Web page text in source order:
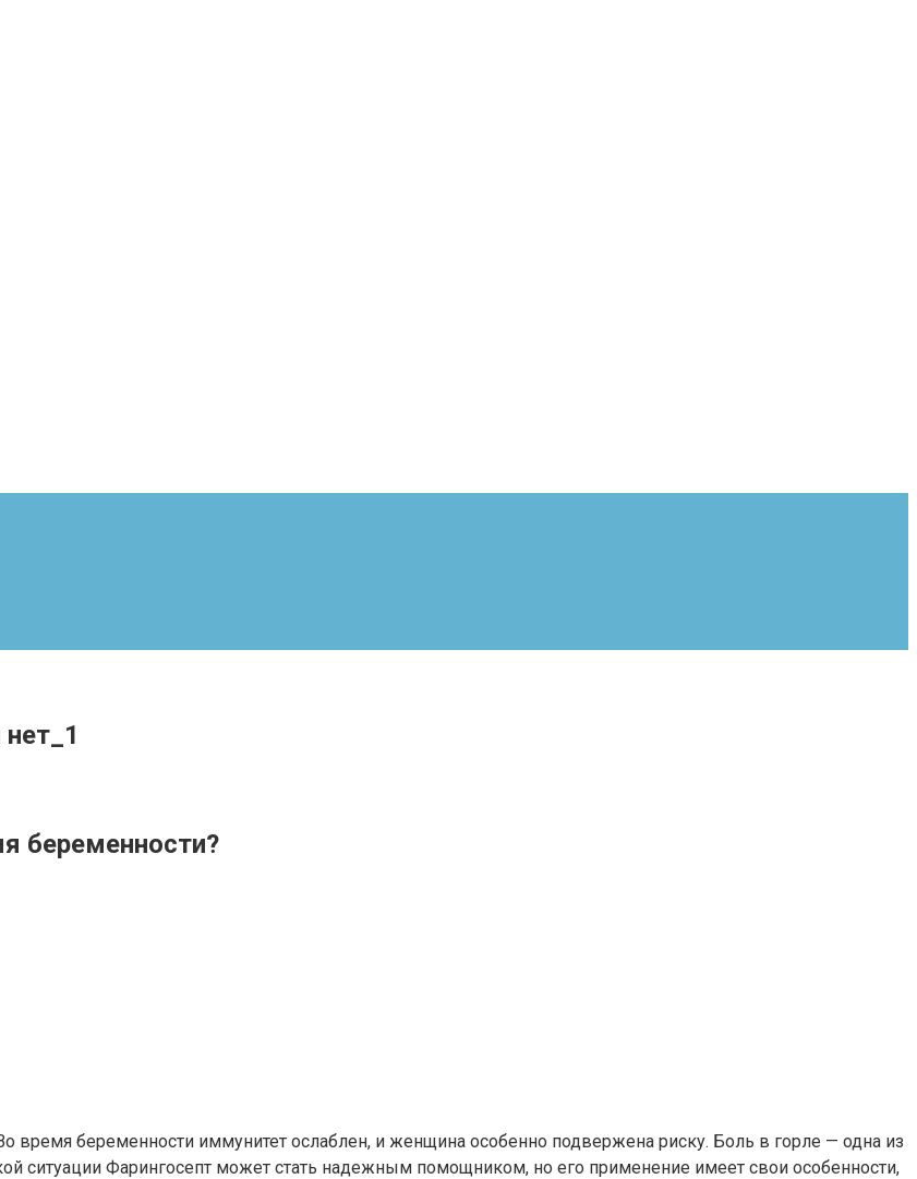
беременности?
время беременности иммунитет ослаблен, и женщина особенно подвержена риску. Боль в горле — одна из
ситуации Фарингосепт может стать надежным помощником, но его применение имеет свои особенности,